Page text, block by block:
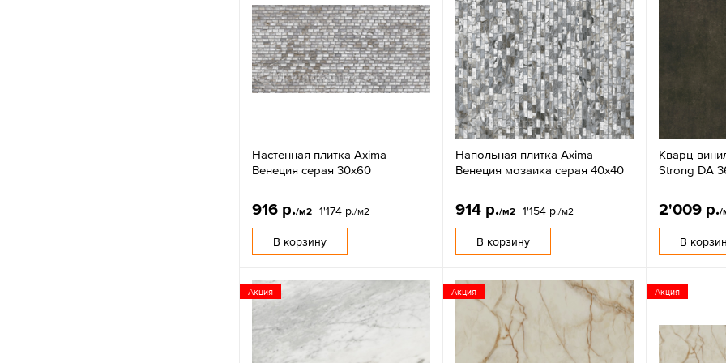
Настенная плитка Axima
Венеция серая 30x60
916 р./м2 1'174 р./м2
В корзину
Напольная плитка Axima
Венеция мозаика серая 40x40
914 р./м2 1'154 р./м2
В корзину
Кварц-
Strong DA
2'009 р./
В
Акция Акция Акция